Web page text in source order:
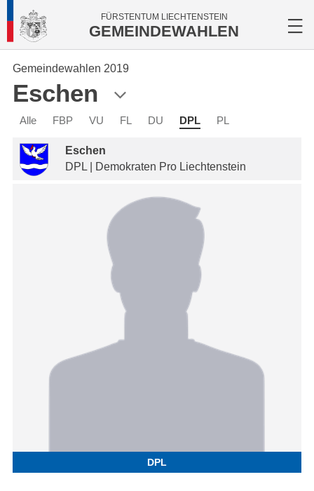
FÜRSTENTUM LIECHTENSTEIN
GEMEINDEWAHLEN
Gemeindewahlen 2019
Eschen
Alle FBP VU FL DU DPL PL
Eschen
DPL | Demokraten Pro Liechtenstein
DPL